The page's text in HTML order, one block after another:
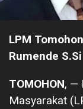
LPM
Rumende
TOMOHON, —
Masyarakat